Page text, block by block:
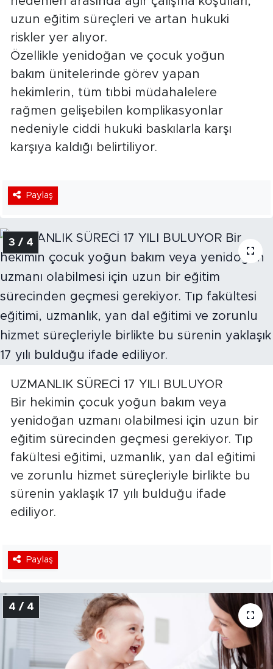
uzun eğitim süreçleri ve artan hukuki
riskler yer alıyor.
Özellikle yenidoğan ve çocuk yoğun
bakım ünitelerinde görev yapan
hekimlerin, tüm tıbbi müdahalelere
rağmen gelişebilen komplikasyonlar
nedeniyle ciddi hukuki baskılarla karşı
karşıya kaldığı belirtiliyor.
Paylaş
3 / 4
UZMANLIK SÜRECİ 17 YILI BULUYOR
Bir hekimin çocuk yoğun bakım veya
yenidoğan uzmanı olabilmesi için uzun bir
eğitim sürecinden geçmesi gerekiyor. Tıp
fakültesi eğitimi, uzmanlık, yan dal eğitimi
ve zorunlu hizmet süreçleriyle birlikte bu
sürenin yaklaşık 17 yılı bulduğu ifade
ediliyor.
Paylaş
4 / 4